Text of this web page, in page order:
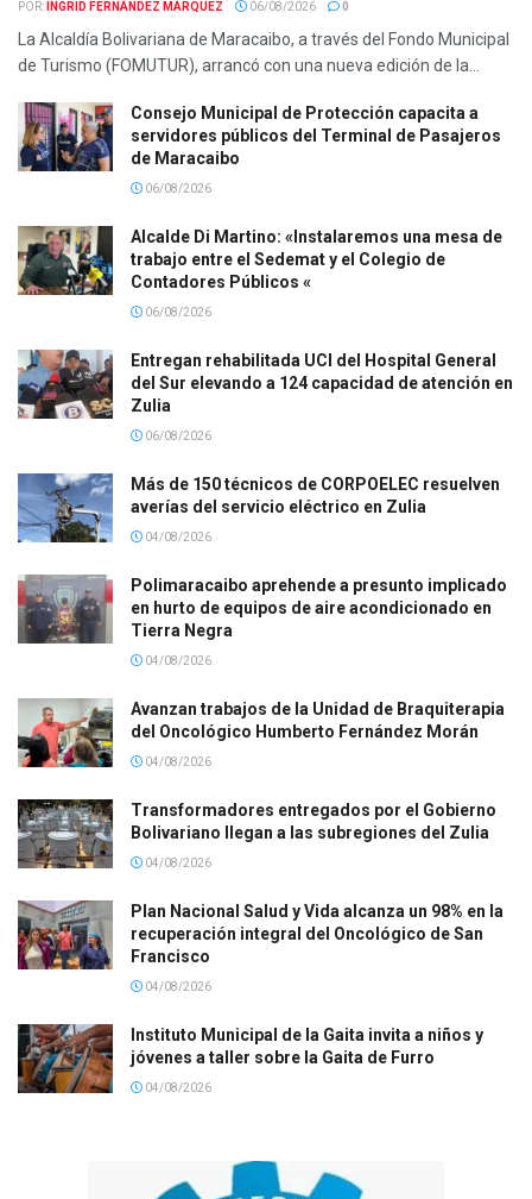
POR: INGRID FERNÁNDEZ MÁRQUEZ 06/08/2026 0
La Alcaldía Bolivariana de Maracaibo, a través del Fondo Municipal
de Turismo (FOMUTUR), arrancó con una nueva edición de la...
Consejo Municipal de Protección capacita a
servidores públicos del Terminal de Pasajeros
de Maracaibo
06/08/2026
Alcalde Di Martino: «Instalaremos una mesa de
trabajo entre el Sedemat y el Colegio de
Contadores Públicos «
06/08/2026
Entregan rehabilitada UCI del Hospital General
del Sur elevando a 124 capacidad de atención en
Zulia
06/08/2026
Más de 150 técnicos de CORPOELEC resuelven
averías del servicio eléctrico en Zulia
04/08/2026
Polimaracaibo aprehende a presunto implicado
en hurto de equipos de aire acondicionado en
Tierra Negra
04/08/2026
Avanzan trabajos de la Unidad de Braquiterapia
del Oncológico Humberto Fernández Morán
04/08/2026
Transformadores entregados por el Gobierno
Bolivariano llegan a las subregiones del Zulia
04/08/2026
Plan Nacional Salud y Vida alcanza un 98% en la
recuperación integral del Oncológico de San
Francisco
04/08/2026
Instituto Municipal de la Gaita invita a niños y
jóvenes a taller sobre la Gaita de Furro
04/08/2026